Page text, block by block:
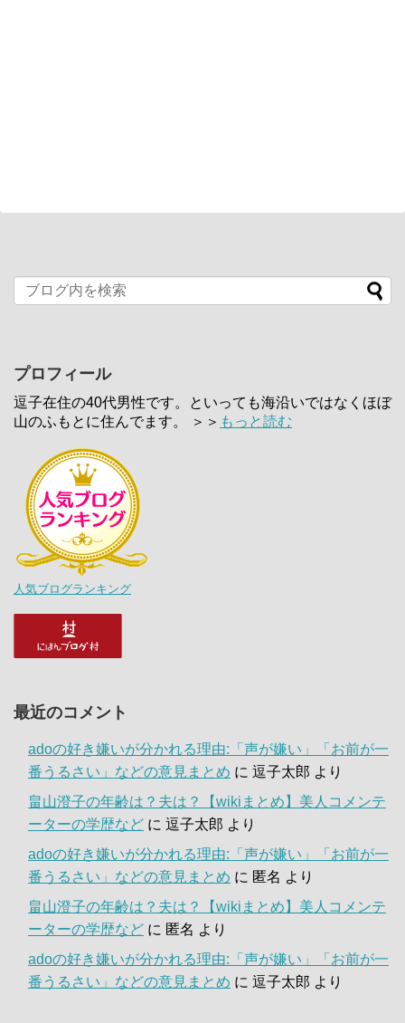
プロフィール
逗子在住の40代男性です。といっても海沿いではなくほぼ
山のふもとに住んでます。 ＞＞ もっと読む
人気ブログランキング
最近のコメント
adoの好き嫌いが分かれる理由:「声が嫌い」「お前が一
番うるさい」などの意見まとめ に 逗子太郎 より
畠山澄子の年齢は？夫は？【wikiまとめ】美人コメンテ
ーターの学歴など に 逗子太郎 より
adoの好き嫌いが分かれる理由:「声が嫌い」「お前が一
番うるさい」などの意見まとめ に 匿名 より
畠山澄子の年齢は？夫は？【wikiまとめ】美人コメンテ
ーターの学歴など に 匿名 より
adoの好き嫌いが分かれる理由:「声が嫌い」「お前が一
番うるさい」などの意見まとめ に 逗子太郎 より